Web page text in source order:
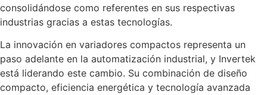
consolidándose como referentes en sus respectivas
industrias gracias a estas tecnologías.
La innovación en variadores compactos representa un
paso adelante en la automatización industrial, y Invertek
está liderando este cambio. Su combinación de diseño
compacto, eficiencia energética y tecnología avanzada